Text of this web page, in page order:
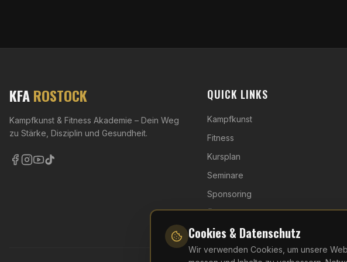
KFAROSTOCK
Kampfkunst & Fitness Akademie – Dein Weg
zu Stärke, Disziplin und Gesundheit.
QUICK LINKS
Kampfkunst
Fitness
Kursplan
Seminare
Sponsoring
Über uns
Cookies & Datenschutz
Wir verwenden Cookies, um unsere